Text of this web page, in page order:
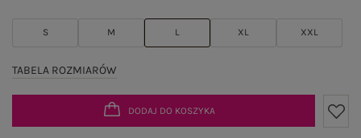
S M L XL XXL
TABELA ROZMIARÓW
DODAJ DO KOSZYKA